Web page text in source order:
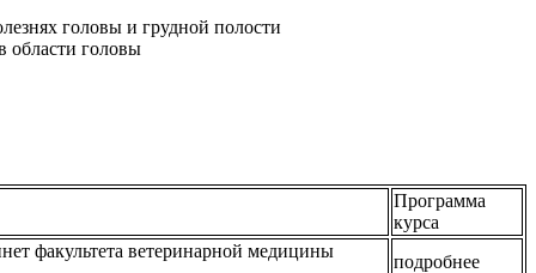
головы и грудной полости
области головы
Программа
курса
факультета ветеринарной медицины
подробнее